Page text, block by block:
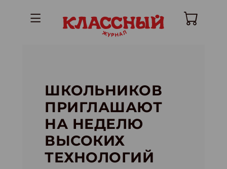
ШКОЛЬНИКОВ
ПРИГЛАШАЮТ
НА НЕДЕЛЮ
ВЫСОКИХ
ТЕХНОЛОГИЙ